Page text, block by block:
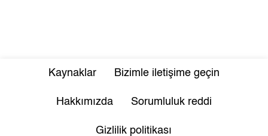
Kaynaklar Bizimle iletişime geçin
Hakkımızda Sorumluluk reddi
Gizlilik politikası